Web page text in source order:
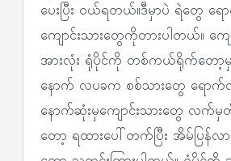
ပေးပြီး ဝယ်ရတယ်။ဒီမှာပဲ ရဲတွေ ရေ
ကျောင်းသားတွေကိုတားပါတယ်။ ကျ
အားလုံး ရုံပိုင်ကို တစ်ကယ်ရိုက်တော့မှာ
နောက် လပခက စစ်သားတွေ ရော
နောက်ဆုံးမှကျောင်းသားတွေ လက်မှ
တော့ ရထားပေါ်တက်ပြီး အိမ်ပြန်